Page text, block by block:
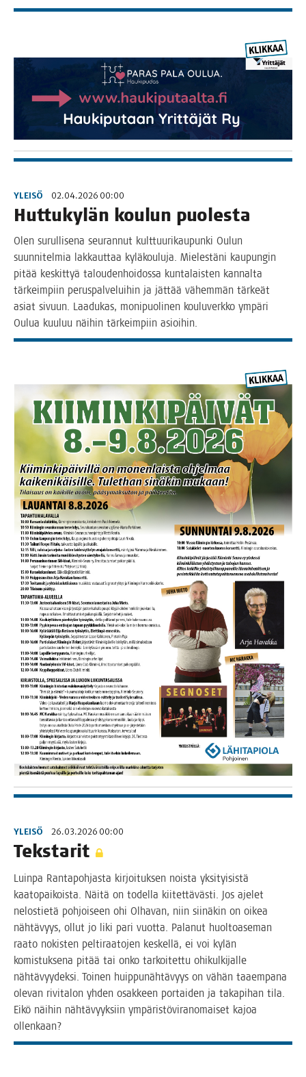
YLEISÖ 02.04.2026 00:00
Hut­tu­ky­län kou­lun puolesta
Olen surul­li­se­na seu­ran­nut kult­tuu­ri­kau­pun­ki Oulun
suun­ni­tel­mia lak­kaut­taa kylä­kou­lu­ja. Mie­les­tä­ni kau­pun­gin
pitää kes­kit­tyä talou­den­hoi­dos­sa kun­ta­lais­ten kan­nal­ta
tär­keim­piin perus­pal­ve­lui­hin ja jät­tää vähem­män tär­keät
asiat sivuun. Laa­du­kas, moni­puo­li­nen kou­lu­verk­ko ympä­ri
Oulua kuu­luu näi­hin tär­keim­piin asioihin.
YLEISÖ 26.03.2026 00:00
Teks­ta­rit
Luin­pa Ran­ta­poh­jas­ta kir­joi­tuk­sen nois­ta yksi­tyi­sis­tä
kaa­to­pai­kois­ta. Näi­tä on todel­la kii­tet­tä­väs­ti. Jos aje­let
nelos­tie­tä poh­joi­seen ohi Olha­van, niin sii­nä­kin on oikea
näh­tä­vyys, ollut jo liki pari vuot­ta. Pala­nut huol­toa­se­man
raa­to nokis­ten pel­ti­raa­to­jen kes­kel­lä, ei voi kylän
komis­tuk­se­na pitää tai onko tar­koi­tet­tu ohi­kul­ki­jal­le
näh­tä­vyy­dek­si. Toi­nen huip­pu­näh­tä­vyys on vähän taa­em­pa­na
ole­van rivi­ta­lon yhden osak­keen por­tai­den ja taka­pi­han tila.
Eikö näi­hin näh­tä­vyyk­siin ympä­ris­tö­vi­ran­omai­set kajoa
ollenkaan?